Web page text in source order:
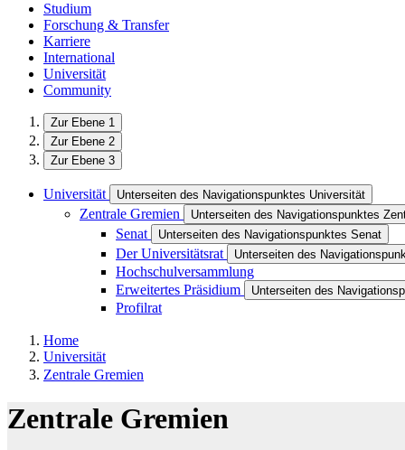
Studium
Forschung & Transfer
Karriere
International
Universität
Community
Zur Ebene 1
Zur Ebene 2
Zur Ebene 3
Universität Unterseiten des Navigationspunktes Universität
Zentrale Gremien Unterseiten des Navigationspunktes
Senat Unterseiten des Navigationspunktes Senat
Der Universitätsrat Unterseiten des
Hochschulversammlung
Erweitertes Präsidium
Unterseiten des
Profilrat
Home
Universität
Zentrale Gremien
Zentrale Gremien